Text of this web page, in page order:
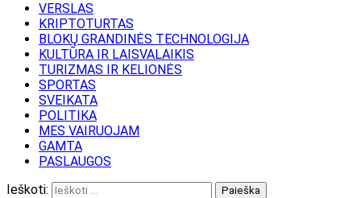
VERSLAS
KRIPTOTURTAS
BLOKŲ GRANDINĖS TECHNOLOGIJA
KULTŪRA IR LAISVALAIKIS
TURIZMAS IR KELIONĖS
SPORTAS
SVEIKATA
POLITIKA
MES VAIRUOJAM
GAMTA
PASLAUGOS
Ieškoti: